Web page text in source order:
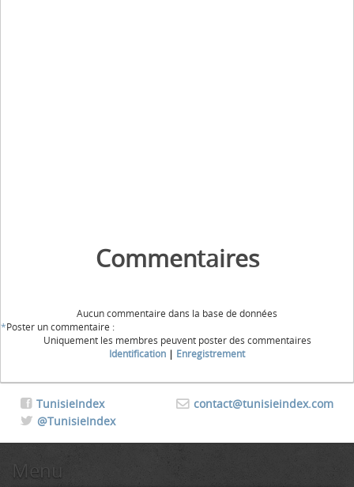
Commentaires
Aucun commentaire dans la base de données
*Poster un commentaire :
Uniquement les membres peuvent poster des commentaires
Identification | Enregistrement
contact@tunisieindex.com
TunisieIndex
@TunisieIndex
Menu